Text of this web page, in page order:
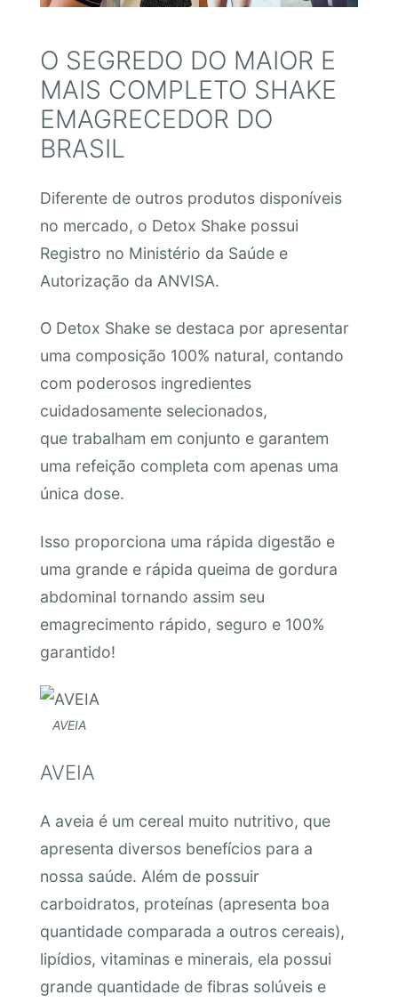
O SEGREDO DO MAIOR E
MAIS COMPLETO SHAKE
EMAGRECEDOR DO
BRASIL
Diferente de outros produtos disponíveis
no mercado, o Detox Shake possui
Registro no Ministério da Saúde e
Autorização da ANVISA.
O Detox Shake se destaca por apresentar
uma composição 100% natural, contando
com poderosos ingredientes
cuidadosamente selecionados,
que trabalham em conjunto e garantem
uma refeição completa com apenas uma
única dose.
Isso proporciona uma rápida digestão e
uma grande e rápida queima de gordura
abdominal tornando assim seu
emagrecimento rápido, seguro e 100%
garantido!
AVEIA
AVEIA
A aveia é um cereal muito nutritivo, que
apresenta diversos benefícios para a
nossa saúde. Além de possuir
carboidratos, proteínas (apresenta boa
quantidade comparada a outros cereais),
lipídios, vitaminas e minerais, ela possui
grande quantidade de fibras solúveis e